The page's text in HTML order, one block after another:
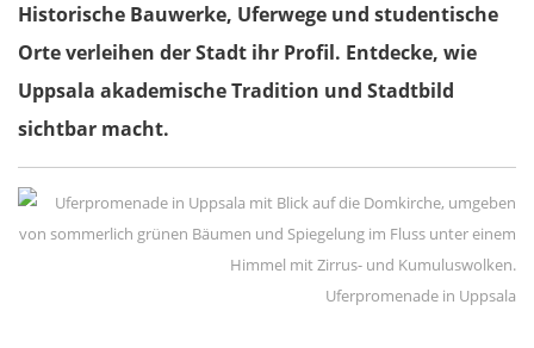
Historische Bauwerke, Uferwege und studentische
Orte verleihen der Stadt ihr Profil. Entdecke, wie
Uppsala akademische Tradition und Stadtbild
sichtbar macht.
Uferpromenade in Uppsala